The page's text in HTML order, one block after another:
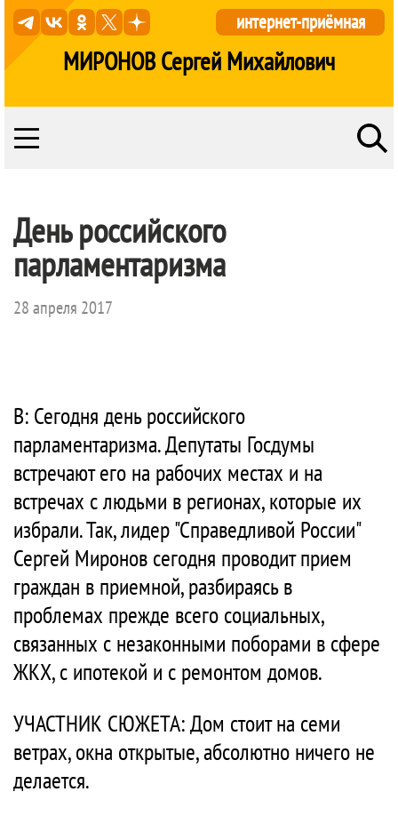
МИРОНОВ Сергей Михайлович
интернет-приёмная
День российского
парламентаризма
28 апреля 2017
В: Сегодня день российского
парламентаризма. Депутаты Госдумы
встречают его на рабочих местах и на
встречах с людьми в регионах, которые их
избрали. Так, лидер "Справедливой России"
Сергей Миронов сегодня проводит прием
граждан в приемной, разбираясь в
проблемах прежде всего социальных,
связанных с незаконными поборами в сфере
ЖКХ, с ипотекой и с ремонтом домов.
УЧАСТНИК СЮЖЕТА: Дом стоит на семи
ветрах, окна открытые, абсолютно ничего не
делается.